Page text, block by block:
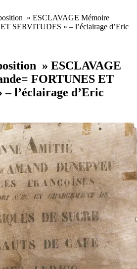
» ESCLAVAGE Mémoire
SERVITUDES » – l’éclairage d’Eric
» ESCLAVAGE
FORTUNES ET
– l’éclairage d’Eric